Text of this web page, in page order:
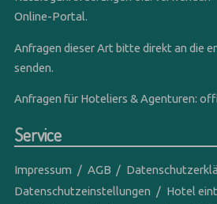
Online-Portal.
Anfragen dieser Art bitte direkt an die
senden.
Anfragen für Hoteliers & Agenturen:
Service
Impressum AGB
Datenschutzeinstellungen
Hotel